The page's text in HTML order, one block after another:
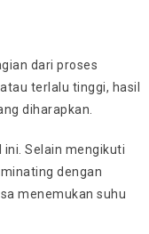
dari proses
terlalu tinggi, hasil
diharapkan.
Selain mengikuti
dengan
menemukan suhu